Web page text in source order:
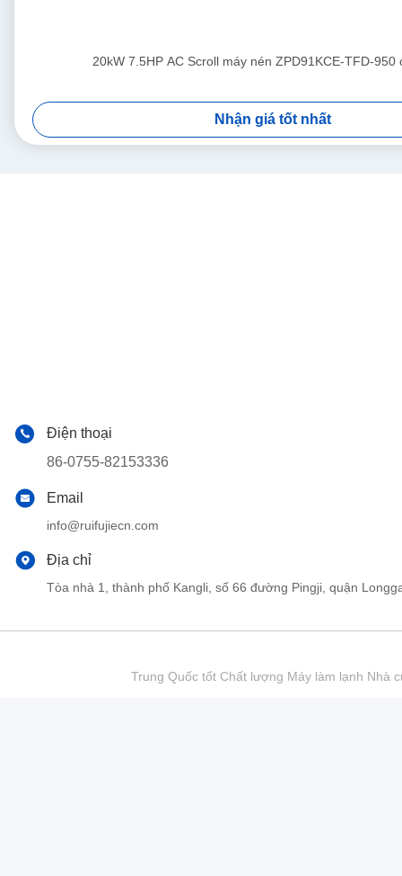
20kW 7.5HP AC Scroll máy nén ZPD91KCE-TFD-950
Nhận giá tốt nhất
Điện thoại
86-0755-82153336
Email
info@ruifujiecn.com
Địa chỉ
Tòa nhà 1, thành phố Kangli, số 66 đường Pingji, quận
Trung Quốc tốt Chất lượng Máy làm lạnh Nhà